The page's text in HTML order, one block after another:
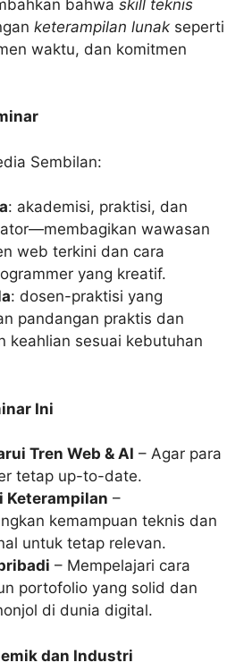
bahwa skill teknis
keterampilan lunak seperti
waktu, dan komitmen
Sembilan:
: akademisi, praktisi, dan
wawasan
web terkini dan cara
yang kreatif.
: dosen-praktisi yang
pandangan praktis dan
keahlian sesuai kebutuhan
Ini
Tren Web & AI – Agar para
tetap up-to-date.
Keterampilan –
kemampuan teknis dan
untuk tetap relevan.
– Mempelajari cara
portofolio yang solid dan
di dunia digital.
dan Industri